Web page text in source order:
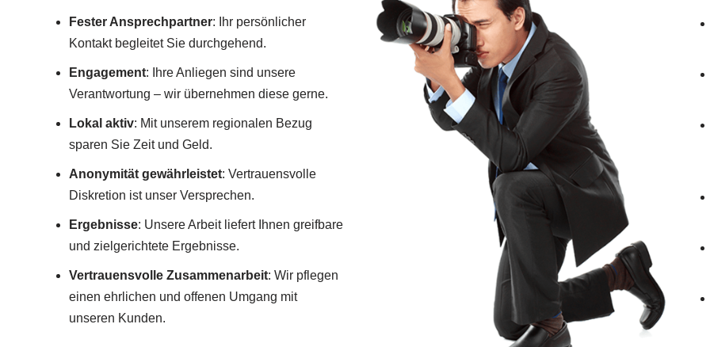
Fester Ansprechpartner: Ihr persönlicher
Kontakt begleitet Sie durchgehend.
Engagement: Ihre Anliegen sind unsere
Verantwortung – wir übernehmen diese gerne.
Lokal aktiv: Mit unserem regionalen Bezug
sparen Sie Zeit und Geld.
Anonymität gewährleistet: Vertrauensvolle
Diskretion ist unser Versprechen.
Ergebnisse: Unsere Arbeit liefert Ihnen greifbare
und zielgerichtete Ergebnisse.
Vertrauensvolle Zusammenarbeit: Wir pflegen
einen ehrlichen und offenen Umgang mit
unseren Kunden.